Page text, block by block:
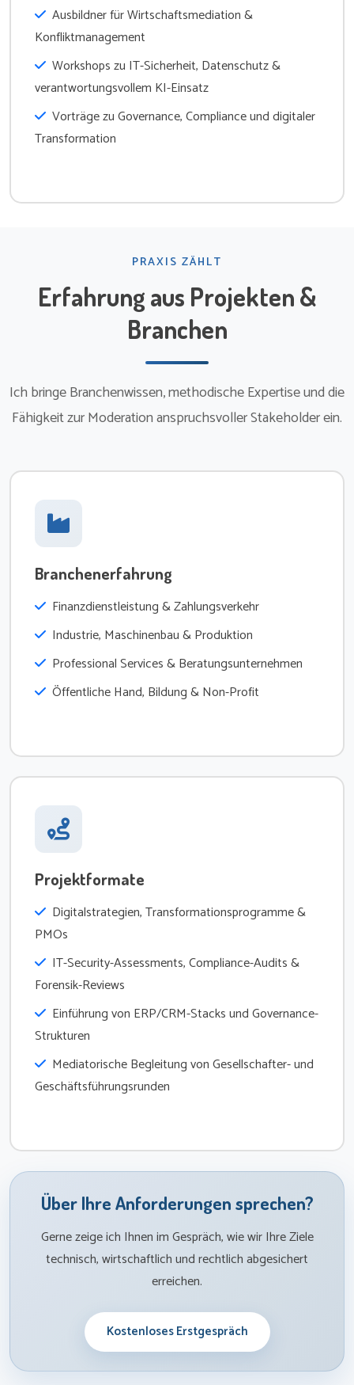
Ausbildner für Wirtschaftsmediation &
Konfliktmanagement
Workshops zu IT-Sicherheit, Datenschutz &
verantwortungsvollem KI-Einsatz
Vorträge zu Governance, Compliance und digitaler
Transformation
PRAXIS ZÄHLT
Erfahrung aus Projekten &
Branchen
Ich bringe Branchenwissen, methodische Expertise und die
Fähigkeit zur Moderation anspruchsvoller Stakeholder ein.
Branchenerfahrung
Finanzdienstleistung & Zahlungsverkehr
Industrie, Maschinenbau & Produktion
Professional Services & Beratungsunternehmen
Öffentliche Hand, Bildung & Non-Profit
Projektformate
Digitalstrategien, Transformationsprogramme &
PMOs
IT-Security-Assessments, Compliance-Audits &
Forensik-Reviews
Einführung von ERP/CRM-Stacks und Governance-
Strukturen
Mediatorische Begleitung von Gesellschafter- und
Geschäftsführungsrunden
Über Ihre Anforderungen sprechen?
Gerne zeige ich Ihnen im Gespräch, wie wir Ihre Ziele
technisch, wirtschaftlich und rechtlich abgesichert
erreichen.
Kostenloses Erstgespräch